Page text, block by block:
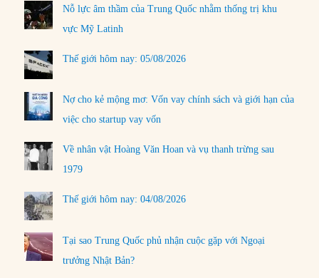
Nỗ lực âm thầm của Trung Quốc nhằm thống trị khu
vực Mỹ Latinh
Thế giới hôm nay: 05/08/2026
Nợ cho kẻ mộng mơ: Vốn vay chính sách và giới hạn của
việc cho startup vay vốn
Về nhân vật Hoàng Văn Hoan và vụ thanh trừng sau
1979
Thế giới hôm nay: 04/08/2026
Tại sao Trung Quốc phủ nhận cuộc gặp với Ngoại
trưởng Nhật Bản?